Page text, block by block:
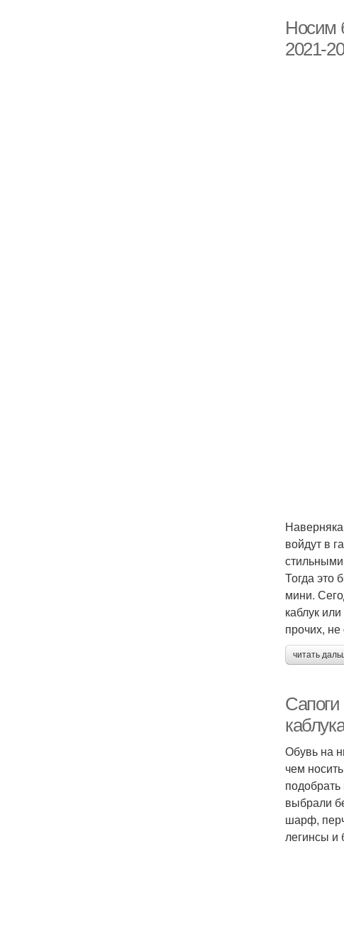
Носим
2021-
войдут в
Тогда это
мини.
каблук
прочих,
читать
Сапоги
Обувь на
чем
выбрали
шарф,
легинсы и